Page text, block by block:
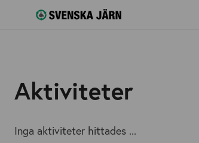
Aktiviteter
Inga aktiviteter hittades ...